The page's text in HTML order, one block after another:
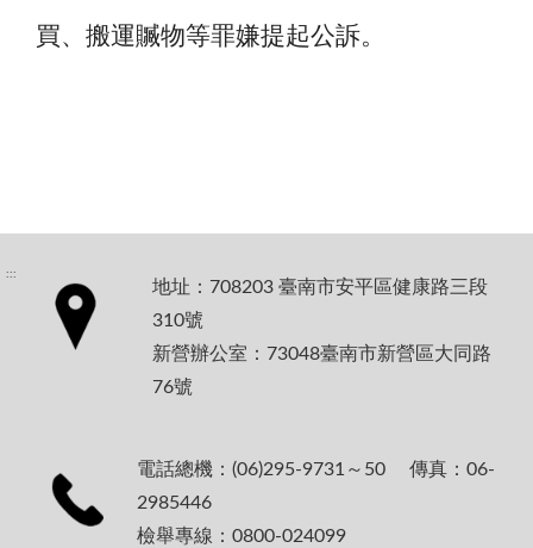
買、搬運贓物等罪嫌提起公訴。
:::
地址：708203 臺南市安平區健康路三段
310號
新營辦公室：73048臺南市新營區大同路
76號
電話總機：(06)295-9731～50 傳真：06-
2985446
檢舉專線：0800-024099